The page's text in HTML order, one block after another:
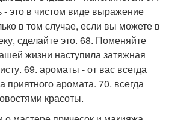
- это в чистом виде выражение
в том случае, если вы можете в
сделайте это. 68. Поменяйте
жизни наступила затяжная
69. ароматы - от вас всегда
приятного аромата. 70. всегда
красоты.